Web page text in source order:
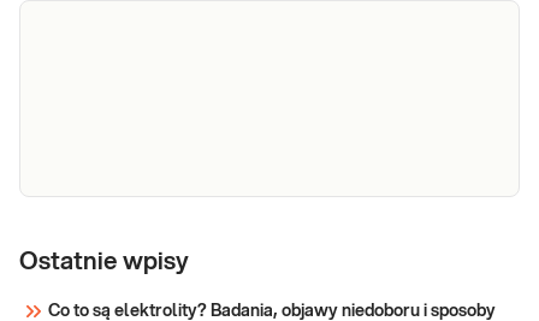
każdego
Wskazany: → Profilaktycznie, do oceny stanu
Do wykonania pakietu badań niezbędna jest
Ostatnie wpisy
Co to są elektrolity? Badania, objawy niedoboru i sposoby